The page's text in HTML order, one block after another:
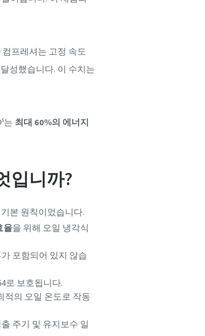
컴프레셔는 고정 속도
성했습니다. 이 수치는
s는 최대 60%의 에너지
입니까?
본 원칙이었습니다.
율을 위해 오일 냉각식
포함되어 있지 않습
로 보호됩니다.
적의 오일 온도로 작동
주기 및 유지보수 일